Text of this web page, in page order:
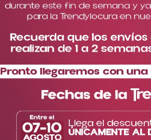
Protector Solar Facial 40ml
Trendy Skincare Ref
PSF766
$40.000